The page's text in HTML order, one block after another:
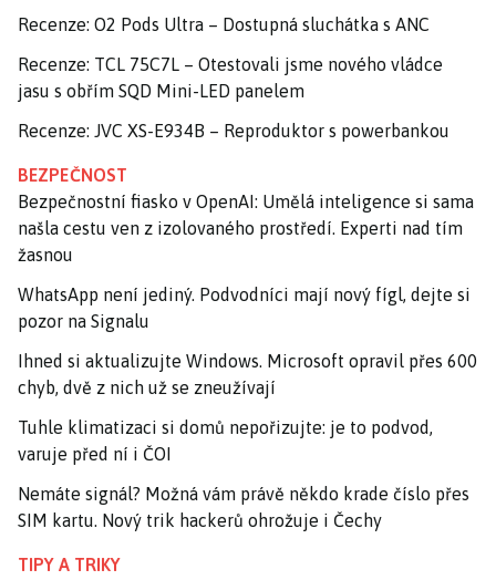
Recenze: O2 Pods Ultra – Dostupná sluchátka s ANC
Recenze: TCL 75C7L – Otestovali jsme nového vládce
jasu s obřím SQD Mini-LED panelem
Recenze: JVC XS-E934B – Reproduktor s powerbankou
BEZPEČNOST
Bezpečnostní fiasko v OpenAI: Umělá inteligence si sama
našla cestu ven z izolovaného prostředí. Experti nad tím
žasnou
WhatsApp není jediný. Podvodníci mají nový fígl, dejte si
pozor na Signalu
Ihned si aktualizujte Windows. Microsoft opravil přes 600
chyb, dvě z nich už se zneužívají
Tuhle klimatizaci si domů nepořizujte: je to podvod,
varuje před ní i ČOI
Nemáte signál? Možná vám právě někdo krade číslo přes
SIM kartu. Nový trik hackerů ohrožuje i Čechy
TIPY A TRIKY